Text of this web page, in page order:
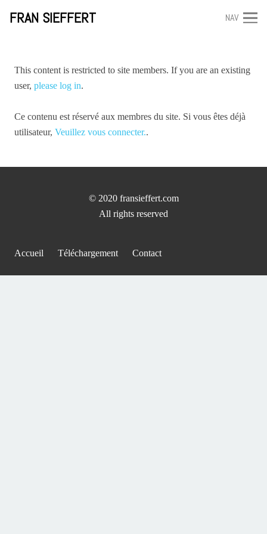
FRAN SIEFFERT NAV
This content is restricted to site members. If you are an existing
user, please log in.
Ce contenu est réservé aux membres du site. Si vous êtes déjà
utilisateur, Veuillez vous connecter..
© 2020 fransieffert.com
All rights reserved
Accueil Téléchargement Contact